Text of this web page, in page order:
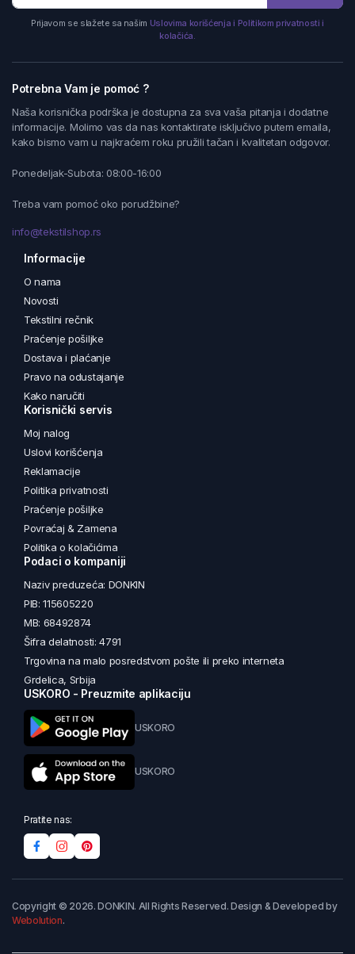
Prijavom se slažete sa našim Uslovima korišćenja i Politikom privatnosti i
kolačića.
Potrebna Vam je pomoć ?
Naša korisnička podrška je dostupna za sva vaša pitanja i dodatne
informacije. Molimo vas da nas kontaktirate isključivo putem emaila,
kako bismo vam u najkraćem roku pružili tačan i kvalitetan odgovor.
Ponedeljak-Subota: 08:00-16:00
Treba vam pomoć oko porudžbine?
info@tekstilshop.rs
Informacije
O nama
Novosti
Tekstilni rečnik
Praćenje pošiljke
Dostava i plaćanje
Pravo na odustajanje
Kako naručiti
Korisnički servis
Moj nalog
Uslovi korišćenja
Reklamacije
Politika privatnosti
Praćenje pošiljke
Povraćaj & Zamena
Politika o kolačićima
Podaci o kompaniji
Naziv preduzeća: DONKIN
PIB: 115605220
MB: 68492874
Šifra delatnosti: 4791
Trgovina na malo posredstvom pošte ili preko interneta
Grdelica, Srbija
USKORO - Preuzmite aplikaciju
USKORO
USKORO
Pratite nas:
Copyright © 2026. DONKIN. All Rights Reserved. Design & Developed by
Webolution.